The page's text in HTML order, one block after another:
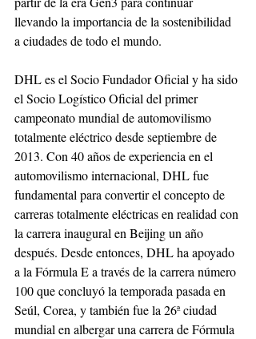
llevando la importancia de la sostenibilidad
a ciudades de todo el mundo.
DHL es el Socio Fundador Oficial y ha sido
el Socio Logístico Oficial del primer
campeonato mundial de automovilismo
totalmente eléctrico desde septiembre de
2013. Con 40 años de experiencia en el
automovilismo internacional, DHL fue
fundamental para convertir el concepto de
carreras totalmente eléctricas en realidad con
la carrera inaugural en Beijing un año
después. Desde entonces, DHL ha apoyado
a la Fórmula E a través de la carrera número
100 que concluyó la temporada pasada en
Seúl, Corea, y también fue la 26ª ciudad
mundial en albergar una carrera de Fórmula